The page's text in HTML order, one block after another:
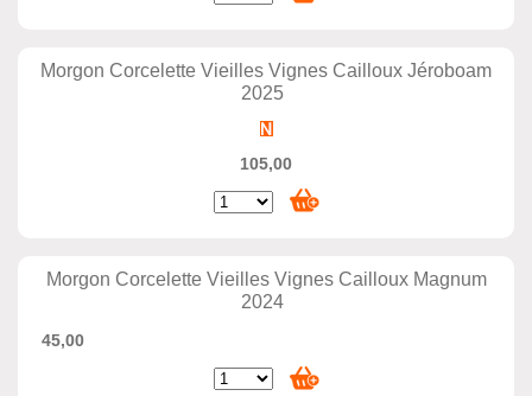
Morgon Corcelette Vieilles Vignes Cailloux Jéroboam
2025
105,00
Morgon Corcelette Vieilles Vignes Cailloux Magnum
2024
45,00